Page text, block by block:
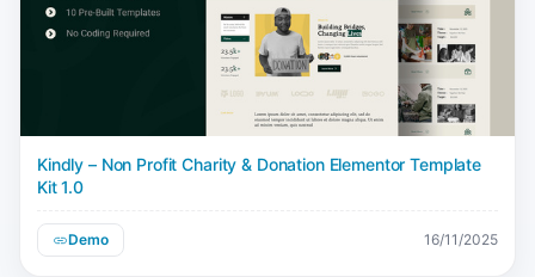
Kindly – Non Profit Charity & Donation Elementor Template
Kit 1.0
Demo 16/11/2025